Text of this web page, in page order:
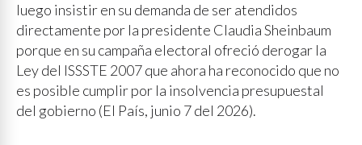
luego insistir en su demanda de ser atendidos
directamente por la presidente Claudia Sheinbaum
porque en su campaña electoral ofreció derogar la
Ley del ISSSTE 2007 que ahora ha reconocido que no
es posible cumplir por la insolvencia presupuestal
del gobierno (El País, junio 7 del 2026).